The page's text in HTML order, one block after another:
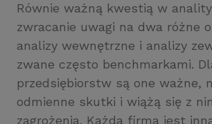
Równie ważną kwestią w
zwracanie uwagi na dwa różne
analizy wewnętrzne i analizy
zwane często benchmarkami.
przedsiębiorstw są one ważne,
odmienne skutki i wiążą się z
zagrożenia. Każda firma jest